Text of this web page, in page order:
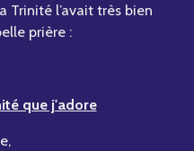
Trinité l’avait très bien
prière :
que j'adore